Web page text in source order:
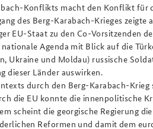
Konflikts macht den Konflikt für
des Berg-Karabach-Krieges zeigte
EU-Staat zu den Co-Vorsitzenden
Agenda mit Blick auf die
Ukraine und Moldau) russische
dieser Länder auswirken.
durch den Berg-Karabach-
die EU konnte die innenpolitische
scheint die georgische Regierung
Reformen und damit dem